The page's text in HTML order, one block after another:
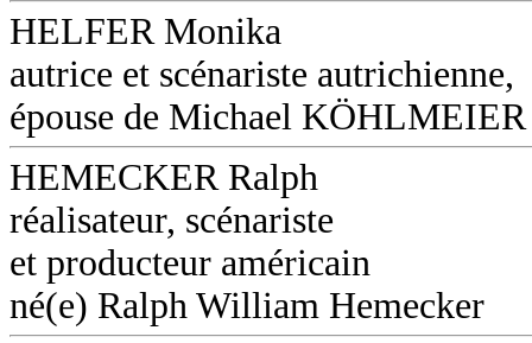
HELFER Monika
autrice et scénariste autrichienne,
épouse de Michael
HEMECKER Ralph
réalisateur, scénariste
et producteur américain
né(e) Ralph William Hemecker